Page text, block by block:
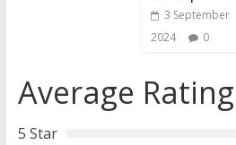
3 September
2024
0
Average Rating
5 Star